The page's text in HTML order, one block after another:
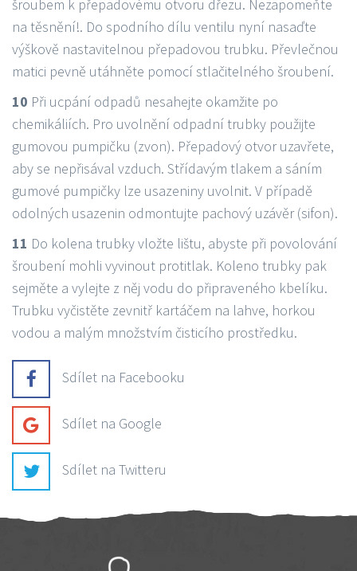
šroubem k přepadovému otvoru dřezu. Nezapomeňte
na těsnění!. Do spodního dílu ventilu nyní nasaďte
výškově nastavitelnou přepadovou trubku. Převlečnou
matici pevně utáhněte pomocí stlačitelného šroubení.
10 Při ucpání odpadů nesahejte okamžite po
chemikáliích. Pro uvolnění odpadní trubky použijte
gumovou pumpičku (zvon). Přepadový otvor uzavřete,
aby se nepřisával vzduch. Střídavým tlakem a sáním
gumové pumpičky lze usazeniny uvolnit. V případě
odolných usazenin odmontujte pachový uzávěr (sifon).
11 Do kolena trubky vložte lištu, abyste při povolování
šroubení mohli vyvinout protitlak. Koleno trubky pak
sejměte a vylejte z něj vodu do připraveného kbelíku.
Trubku vyčistěte zevnitř kartáčem na lahve, horkou
vodou a malým množstvím čisticího prostředku.
Sdílet na Facebooku
Sdílet na Google
Sdílet na Twitteru